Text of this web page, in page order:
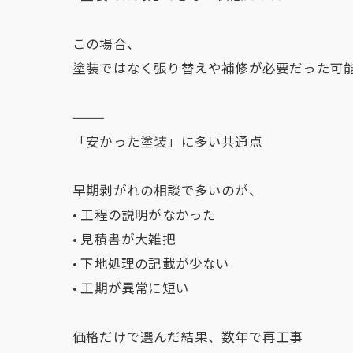
この場合、
塗装ではなく張り替えや補修が必要だった可
⸻
「安かった塗装」に多い共通点
早期剥がれの相談で多いのが、
• 工程の説明がなかった
• 見積書が大雑把
• 下地処理の記載が少ない
• 工期が異常に短い
価格だけで選んだ結果、数年で再工事